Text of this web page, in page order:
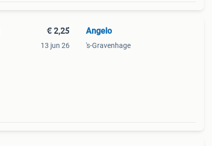
€ 2,25
13 jun 26
Angelo
's-Gravenhage